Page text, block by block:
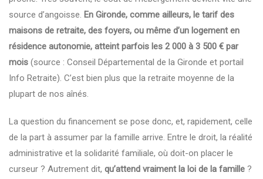
source d’angoisse. En Gironde, comme ailleurs, le tarif des
maisons de retraite, des foyers, ou même d’un logement en
résidence autonomie, atteint parfois les 2 000 à 3 500 € par
mois (source : Conseil Départemental de la Gironde et portail
Info Retraite). C’est bien plus que la retraite moyenne de la
plupart de nos aînés.
La question du financement se pose donc, et, rapidement, celle
de la part à assumer par la famille arrive. Entre le droit, la réalité
administrative et la solidarité familiale, où doit-on placer le
curseur ? Autrement dit, qu’attend vraiment la loi de la famille ?